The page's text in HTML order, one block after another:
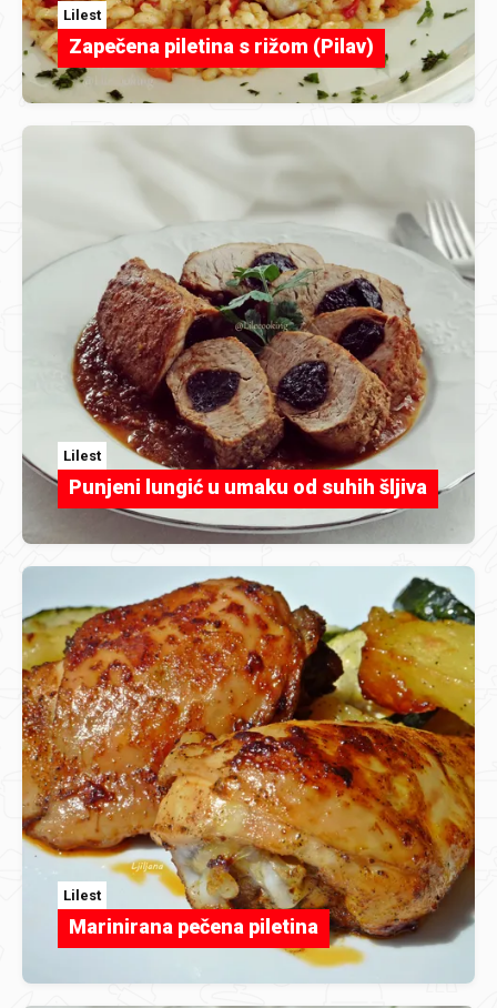
Lilest
Zapečena piletina s rižom (Pilav)
Lilest
Punjeni lungić u umaku od suhih šljiva
Lilest
Marinirana pečena piletina